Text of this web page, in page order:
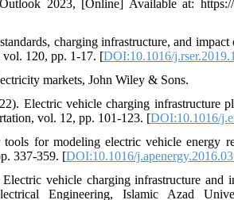
2023, [Online] Available at: https://
charging infrastructure, and
vol. 120, pp. 1-17. [DOI:10.1016/
markets, John Wiley & Sons.
Electric vehicle charging infrastructure
vol. 12, pp. 101-123. [DOI:10.1016/
for modeling electric vehicle energy
337-359. [DOI:10.1016/
vehicle charging infrastructure and
Engineering, Islamic Azad